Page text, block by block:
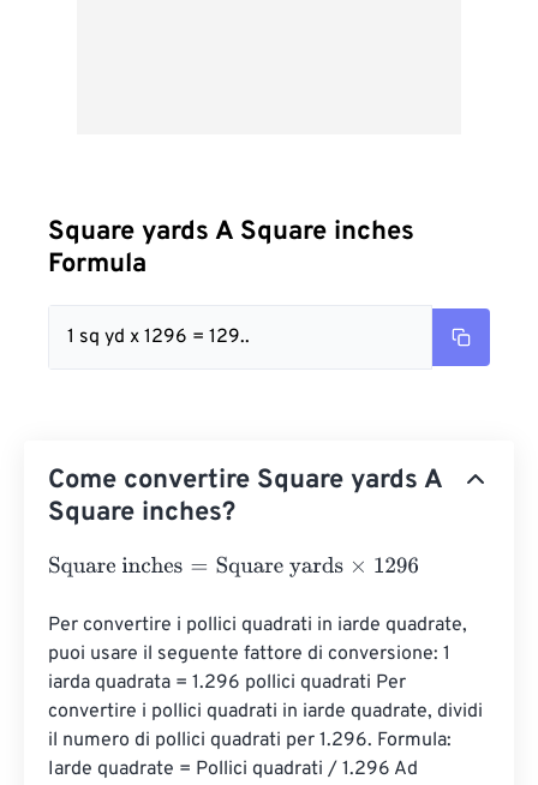
Square yards A Square inches
Formula
1 sq yd x 1296 = 129..
Come convertire Square yards A
Square inches?
Square inches= Square yards×1296
Per convertire i pollici quadrati in iarde quadrate,
puoi usare il seguente fattore di conversione: 1
iarda quadrata = 1.296 pollici quadrati Per
convertire i pollici quadrati in iarde quadrate, dividi
il numero di pollici quadrati per 1.296. Formula:
Iarde quadrate = Pollici quadrati / 1.296 Ad